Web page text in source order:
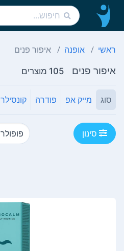
ראשי אופנה איפור פנים
איפור פנים 105 מוצרים
סוג מייק אפ פודרה קונסילר
סינון